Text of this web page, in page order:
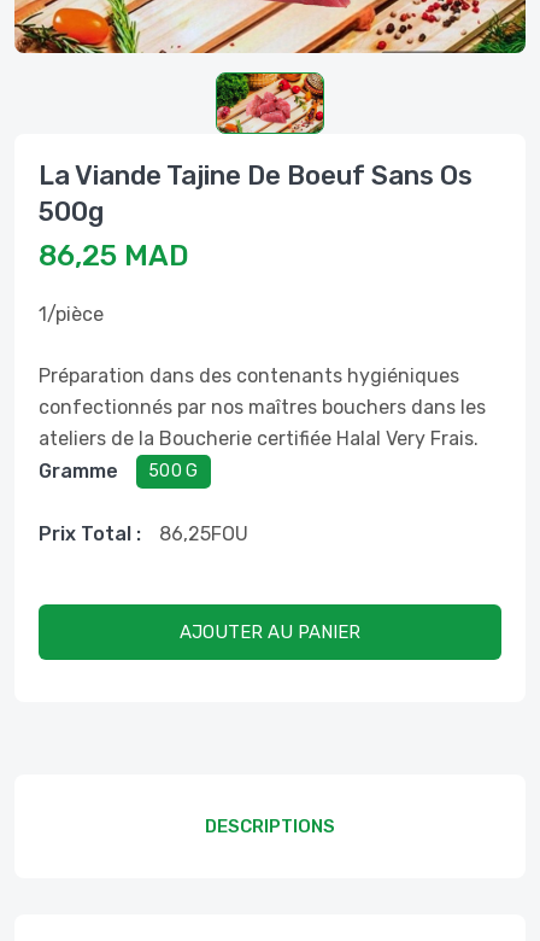
La Viande Tajine De Boeuf Sans Os
500g
86,25 MAD
1/pièce
Préparation dans des contenants hygiéniques
confectionnés par nos maîtres bouchers dans les
ateliers de la Boucherie certifiée Halal Very Frais.
Gramme
500 G
Prix ​​total : 86,25FOU
AJOUTER AU PANIER
DESCRIPTIONS